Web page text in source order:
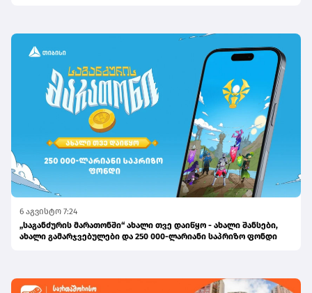
6 აგვისტო 7:24
„საგანძურის მარათონში“ ახალი თვე დაიწყო - ახალი შანსები,
ახალი გამარჯვებულები და 250 000-ლარიანი საპრიზო ფონდი